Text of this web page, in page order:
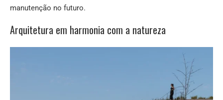
manutenção no futuro.
Arquitetura em harmonia com a natureza